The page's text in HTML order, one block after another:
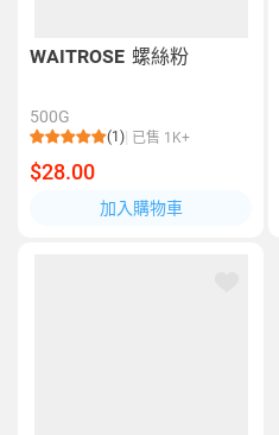
WAITROSE 螺絲粉
500G
(1) 已售 1K+
$28.00
加入購物車